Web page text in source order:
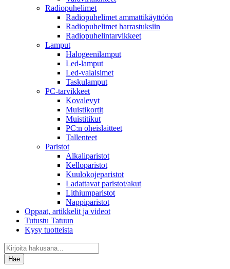
Radiopuhelimet
Radiopuhelimet ammattikäyttöön
Radiopuhelimet harrastuksiin
Radiopuhelintarvikkeet
Lamput
Halogeenilamput
Led-lamput
Led-valaisimet
Taskulamput
PC-tarvikkeet
Kovalevyt
Muistikortit
Muistitikut
PC:n oheislaitteet
Tallenteet
Paristot
Alkaliparistot
Kelloparistot
Kuulokojeparistot
Ladattavat paristot/akut
Lithiumparistot
Nappiparistot
Oppaat, artikkelit ja videot
Tutustu Tatuun
Kysy tuotteista
Hae